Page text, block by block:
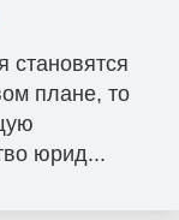
становятся
плане, то
юрид...